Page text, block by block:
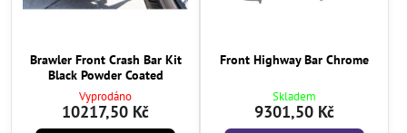
Brawler Front Crash Bar Kit
Black Powder Coated
Vyprodáno
10217,50 Kč
Front Highway Bar Chrome
Skladem
9301,50 Kč